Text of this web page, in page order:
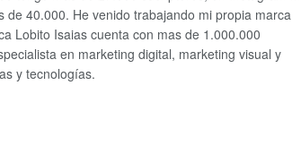
40.000. He venido trabajando mi propia marca
Lobito Isaias cuenta con mas de 1.000.000
en marketing digital, marketing visual y
y tecnologías.